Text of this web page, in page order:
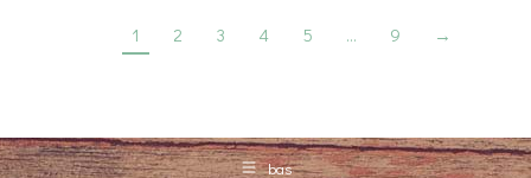
1 2 3 4 5 … 9 →
bas